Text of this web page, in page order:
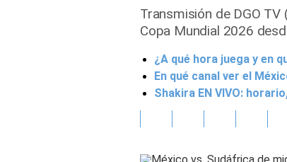
Transmisión de DGO
Copa Mundial 2026
¿A qué hora juega y en
En qué canal ver el
Shakira EN VIVO: